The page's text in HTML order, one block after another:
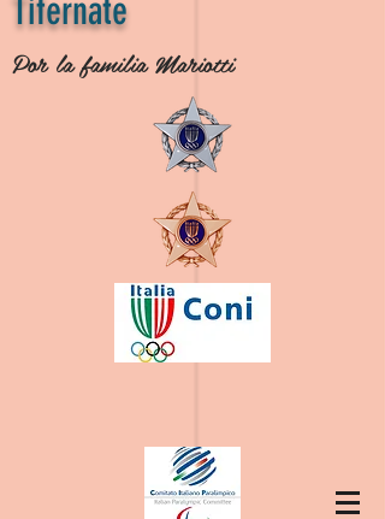
Tifernate
Por la familia Mariotti